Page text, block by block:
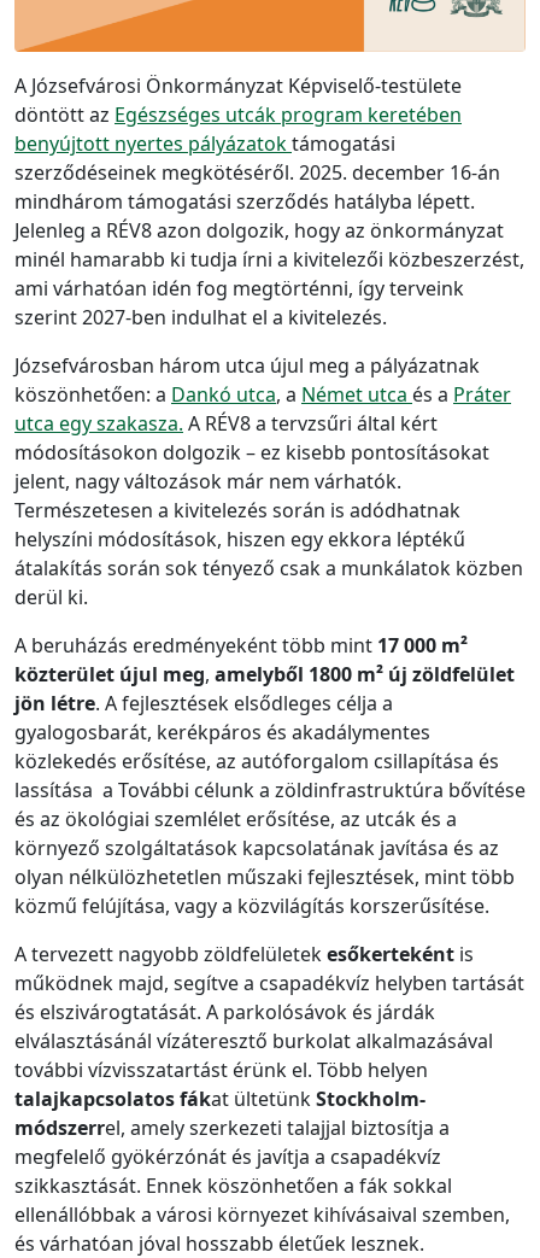
A Józsefvárosi Önkormányzat Képviselő-testülete
döntött az Egészséges utcák program keretében
benyújtott nyertes pályázatoktámogatási
szerződéseinek megkötéséről. 2025. december 16-án
mindhárom támogatási szerződés hatályba lépett.
Jelenleg a RÉV8 azon dolgozik, hogy az önkormányzat
minél hamarabb ki tudja írni a kivitelezői közbeszerzést,
ami várhatóan idén fog megtörténni, így terveink
szerint 2027-ben indulhat el a kivitelezés.
Józsefvárosban három utca újul meg a pályázatnak
köszönhetően: a Dankó utca, a Német utca és a Práter
utca egy szakasza. A RÉV8 a tervzsűri által kért
módosításokon dolgozik – ez kisebb pontosításokat
jelent, nagy változások már nem várhatók.
Természetesen a kivitelezés során is adódhatnak
helyszíni módosítások, hiszen egy ekkora léptékű
átalakítás során sok tényező csak a munkálatok közben
derül ki.
A beruházás eredményeként több mint 17 000 m²
közterület újul meg, amelyből 1800 m² új zöldfelület
jön létre. A fejlesztések elsődleges célja a
gyalogosbarát, kerékpáros és akadálymentes
közlekedés erősítése, az autóforgalom csillapítása és
lassítása a További célunk a zöldinfrastruktúra bővítése
és az ökológiai szemlélet erősítése, az utcák és a
környező szolgáltatások kapcsolatának javítása és az
olyan nélkülözhetetlen műszaki fejlesztések, mint több
közmű felújítása, vagy a közvilágítás korszerűsítése.
A tervezett nagyobb zöldfelületekesőkerteként is
működnek majd, segítve a csapadékvíz helyben tartását
és elszivárogtatását. A parkolósávok és járdák
elválasztásánál vízáteresztő burkolat alkalmazásával
további vízvisszatartást érünk el. Több helyen
talajkapcsolatos fákat ültetünkStockholm-
módszerrel, amely szerkezeti talajjal biztosítja a
megfelelő gyökérzónát és javítja a csapadékvíz
szikkasztását. Ennek köszönhetően a fák sokkal
ellenállóbbak a városi környezet kihívásaival szemben,
és várhatóan jóval hosszabb életűek lesznek.